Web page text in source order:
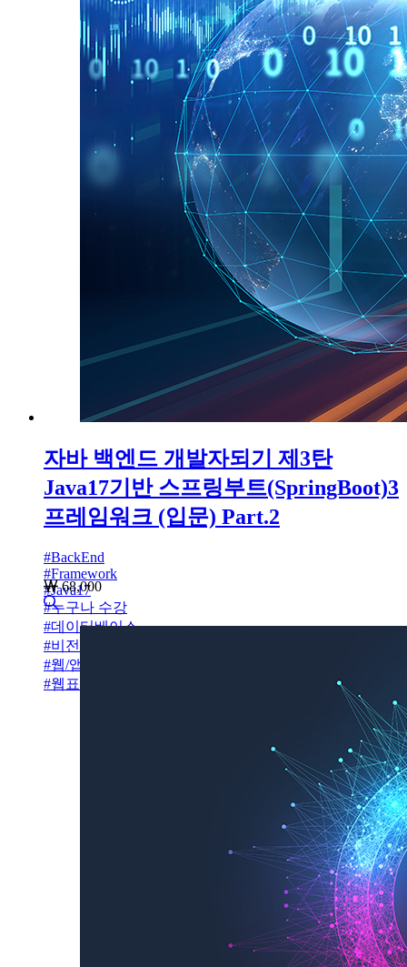
자바 백엔드 개발자되기 제3탄
Java17기반 스프링부트(SpringBoot)3
프레임워크 (입문) Part.2
#BackEnd
#Framework
#Java17
#누구나 수강
#데이터베이스
#비전공자설계
#웹/앱설계
#웹표준
68,000